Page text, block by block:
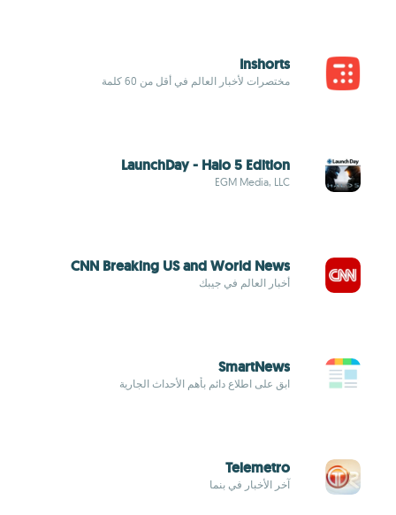
Inshorts
مختصرات لأخبار العالم في أقل من 60 كلمة
LaunchDay - Halo 5 Edition
EGM Media, LLC
CNN Breaking US and World News
أخبار العالم في جيبك
SmartNews
ابق على اطلاع دائم بأهم الأحداث الجارية
Telemetro
آخر الأخبار في بنما